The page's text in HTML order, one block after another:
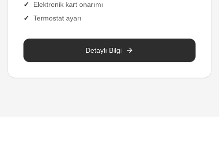
✓
Elektronik kart onarımı
✓
Termostat ayarı
Detaylı Bilgi